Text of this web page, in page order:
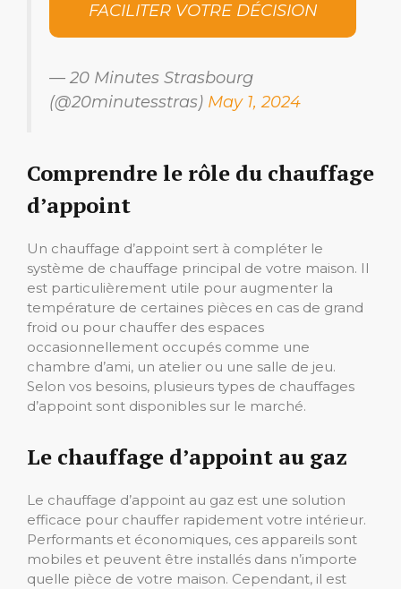
FACILITER VOTRE DÉCISION
— 20 Minutes Strasbourg
(@20minutesstras) May 1, 2024
Comprendre le rôle du chauffage
d’appoint
Un chauffage d’appoint sert à compléter le
système de chauffage principal de votre maison. Il
est particulièrement utile pour augmenter la
température de certaines pièces en cas de grand
froid ou pour chauffer des espaces
occasionnellement occupés comme une
chambre d’ami, un atelier ou une salle de jeu.
Selon vos besoins, plusieurs types de chauffages
d’appoint sont disponibles sur le marché.
Le chauffage d’appoint au gaz
Le chauffage d’appoint au gaz est une solution
efficace pour chauffer rapidement votre intérieur.
Performants et économiques, ces appareils sont
mobiles et peuvent être installés dans n’importe
quelle pièce de votre maison. Cependant, il est